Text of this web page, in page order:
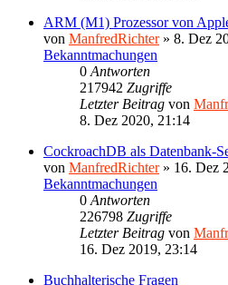
ARM (M1) Prozessor von
von ManfredRichter» 8. Dez
Bekanntmachungen
0 Antworten
217942 Zugriffe
Letzter Beitrag von
8. Dez 2020, 21:14
CockroachDB als Datenbank-
von ManfredRichter» 16. Dez
Bekanntmachungen
0 Antworten
226798 Zugriffe
Letzter Beitrag von
16. Dez 2019, 23:14
Buchhalterische Fragen